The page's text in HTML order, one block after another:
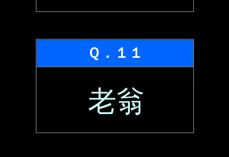
Ｑ．１１
老翁